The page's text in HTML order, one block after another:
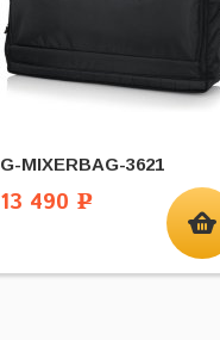
G-MIXERBAG-3621
13 490 Р